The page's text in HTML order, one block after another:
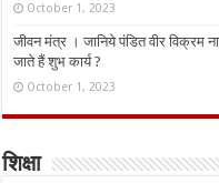
October 1, 2023
जीवन मंत्र । जानिये पंडित वीर विक्रम
जाते हैं शुभ कार्य ?
October 1, 2023
शिक्षा